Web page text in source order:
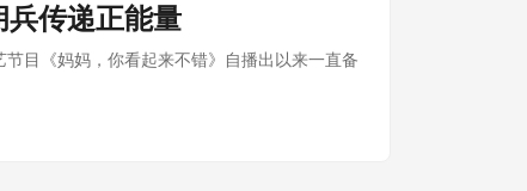
兵传递正能量
节目《妈妈，你看起来不错》自播出以来一直备